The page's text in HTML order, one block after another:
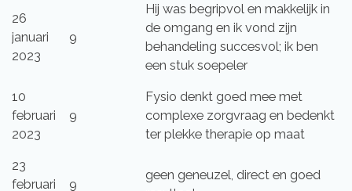
26
januari
2023
9
Hij was begripvol en makkelijk in
de omgang en ik vond zijn
behandeling succesvol; ik ben
een stuk soepeler
10
februari
2023
9
Fysio denkt goed mee met
complexe zorgvraag en bedenkt
ter plekke therapie op maat
23
februari
9
geen geneuzel, direct en goed